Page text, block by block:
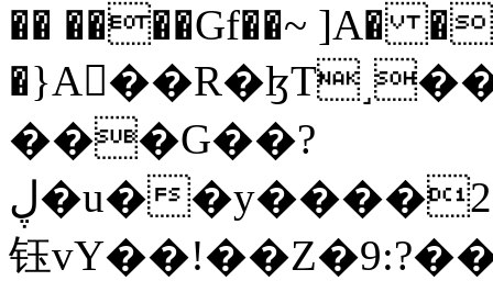
�� ����Gf��~ ]A�
���G��?
ڸ�u��y����2o�Gc���t!W���k+(���
钰vY��!��Z�9:?�